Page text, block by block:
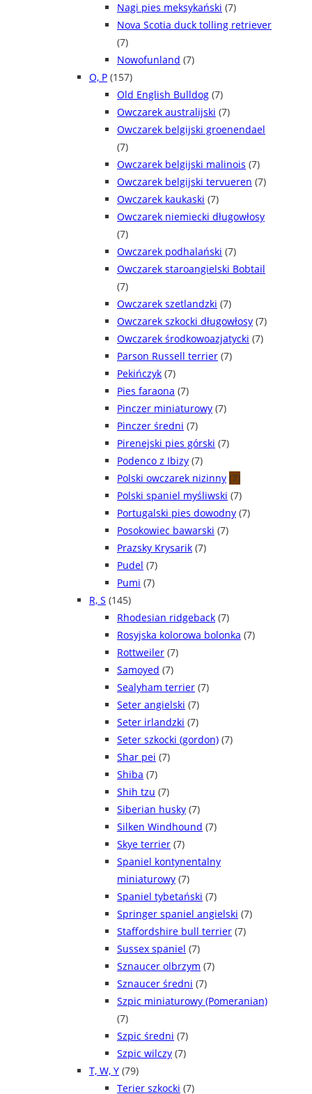
Nagi pies meksykański (7)
Nova Scotia duck tolling retriever
(7)
Nowofunland (7)
O, P (157)
Old English Bulldog (7)
Owczarek australijski (7)
Owczarek belgijski groenendael
(7)
Owczarek belgijski malinois (7)
Owczarek belgijski tervueren (7)
Owczarek kaukaski (7)
Owczarek niemiecki długowłosy
(7)
Owczarek podhalański (7)
Owczarek staroangielski Bobtail
(7)
Owczarek szetlandzki (7)
Owczarek szkocki długowłosy (7)
Owczarek środkowoazjatycki (7)
Parson Russell terrier (7)
Pekińczyk (7)
Pies faraona (7)
Pinczer miniaturowy (7)
Pinczer średni (7)
Pirenejski pies górski (7)
Podenco z Ibizy (7)
Polski owczarek nizinny (7)
Polski spaniel myśliwski (7)
Portugalski pies dowodny (7)
Posokowiec bawarski (7)
Prazsky Krysarik (7)
Pudel (7)
Pumi (7)
R, S (145)
Rhodesian ridgeback (7)
Rosyjska kolorowa bolonka (7)
Rottweiler (7)
Samoyed (7)
Sealyham terrier (7)
Seter angielski (7)
Seter irlandzki (7)
Seter szkocki (gordon) (7)
Shar pei (7)
Shiba (7)
Shih tzu (7)
Siberian husky (7)
Silken Windhound (7)
Skye terrier (7)
Spaniel kontynentalny
miniaturowy (7)
Spaniel tybetański (7)
Springer spaniel angielski (7)
Staffordshire bull terrier (7)
Sussex spaniel (7)
Sznaucer olbrzym (7)
Sznaucer średni (7)
Szpic miniaturowy (Pomeranian)
(7)
Szpic średni (7)
Szpic wilczy (7)
T, W, Y (79)
Terier szkocki (7)